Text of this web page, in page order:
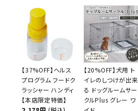
【37%OFF】ヘルス
プログラム フードク
ラッシャー ハンディ
【本店限定特価】
【20%OFF】犬用 ト
イレのしつけが出来
る ドッグルームサー
クルPlus グレー ワ